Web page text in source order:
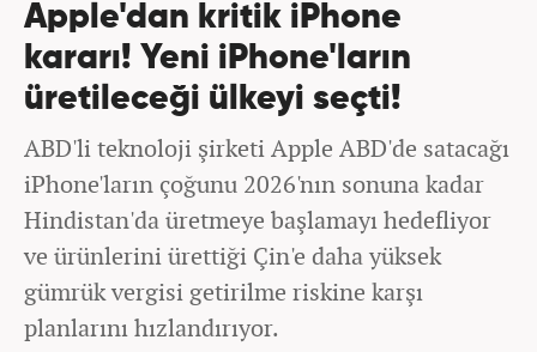
Apple'dan kritik iPhone
kararı! Yeni iPhone'ların
üretileceği ülkeyi seçti!
ABD'li teknoloji şirketi Apple ABD'de satacağı
iPhone'ların çoğunu 2026'nın sonuna kadar
Hindistan'da üretmeye başlamayı hedefliyor
ve ürünlerini ürettiği Çin'e daha yüksek
gümrük vergisi getirilme riskine karşı
planlarını hızlandırıyor.